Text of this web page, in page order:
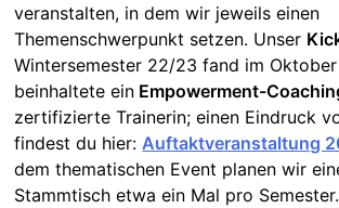
veranstalten, in dem wir jeweils einen
Themenschwerpunkt setzen. Unser
Wintersemester 22/23 fand im
beinhaltete ein Empowerment-
zertifizierte Trainerin; einen Eindruck
findest du hier: Auftaktveranstaltung
dem thematischen Event planen wir
Stammtisch etwa ein Mal pro